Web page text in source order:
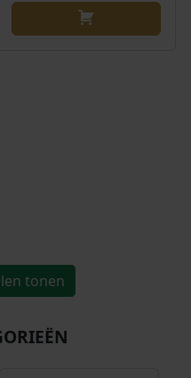
tonen